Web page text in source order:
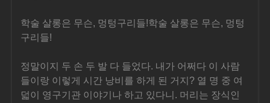
학술 살롱은 무슨, 멍텅구리들!학술 살롱은 무슨, 멍텅
구리들!
정말이지 두 손 두 발 다 들었다. 내가 어쩌다 이 사람
들이랑 이렇게 시간 낭비를 하게 된 거지? 열 명 중 여
덟이 영구기관 이야기나 하고 있다니. 머리는 장식인